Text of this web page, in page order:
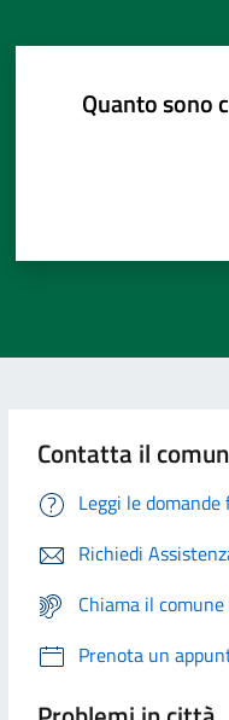
Quanto sono
Contatta il
Leggi le
Richiedi
Chiama il
Prenota un